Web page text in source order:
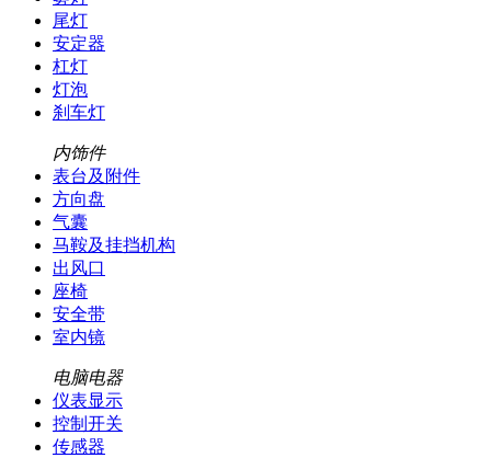
尾灯
安定器
杠灯
灯泡
刹车灯
内饰件
表台及附件
方向盘
气囊
马鞍及挂挡机构
出风口
座椅
安全带
室内镜
电脑电器
仪表显示
控制开关
传感器